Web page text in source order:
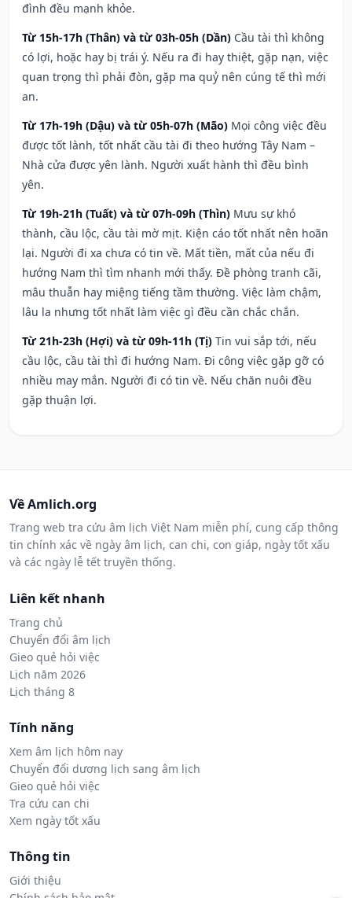
đình đều mạnh khỏe.
Từ 15h-17h (Thân) và từ 03h-05h (Dần) Cầu tài thì không
có lợi, hoặc hay bị trái ý. Nếu ra đi hay thiệt, gặp nạn, việc
quan trọng thì phải đòn, gặp ma quỷ nên cúng tế thì mới
an.
Từ 17h-19h (Dậu) và từ 05h-07h (Mão) Mọi công việc đều
được tốt lành, tốt nhất cầu tài đi theo hướng Tây Nam –
Nhà cửa được yên lành. Người xuất hành thì đều bình
yên.
Từ 19h-21h (Tuất) và từ 07h-09h (Thìn) Mưu sự khó
thành, cầu lộc, cầu tài mờ mịt. Kiện cáo tốt nhất nên hoãn
lại. Người đi xa chưa có tin về. Mất tiền, mất của nếu đi
hướng Nam thì tìm nhanh mới thấy. Đề phòng tranh cãi,
mâu thuẫn hay miệng tiếng tầm thường. Việc làm chậm,
lâu la nhưng tốt nhất làm việc gì đều cần chắc chắn.
Từ 21h-23h (Hợi) và từ 09h-11h (Tị) Tin vui sắp tới, nếu
cầu lộc, cầu tài thì đi hướng Nam. Đi công việc gặp gỡ có
nhiều may mắn. Người đi có tin về. Nếu chăn nuôi đều
gặp thuận lợi.
Về Amlich.org
Trang web tra cứu âm lịch Việt Nam miễn phí, cung cấp thông
tin chính xác về ngày âm lịch, can chi, con giáp, ngày tốt xấu
và các ngày lễ tết truyền thống.
Liên kết nhanh
Trang chủ
Chuyển đổi âm lịch
Gieo quẻ hỏi việc
Lịch năm 2026
Lịch tháng 8
Tính năng
Xem âm lịch hôm nay
Chuyển đổi dương lịch sang âm lịch
Gieo quẻ hỏi việc
Tra cứu can chi
Xem ngày tốt xấu
Thông tin
Giới thiệu